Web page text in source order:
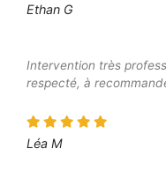
Ethan G
Intervention très
respecté, à
Léa M